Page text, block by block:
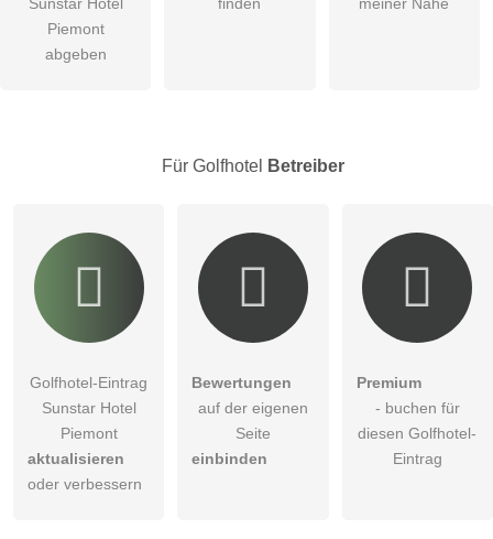
DieDatenschutzerklärung habe ich zur Kenntnis genommen.
öffentliche Frage stellen
Klicken Sie hier um eineindividuelle Frage
Piemont
abgeben
Für Golfhotel Betreiber
Golfhotel-Eintrag
Sunstar Hotel
Piemont
aktualisieren
oder verbessern
Bewertungen
auf der eigenen
Seite
einbinden
Premium
- buchen für
diesen Golfhotel-
Eintrag